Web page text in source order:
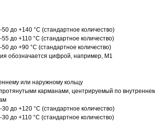
до +140 °C (стандартное количество)
до +110 °C (стандартное количество)
до +90 °C (стандартное количество)
обозначается цифрой, например, M1
или наружному кольцу
карманами, центрируемый по
до +120 °C (стандартное количество)
до +110 °C (стандартное количество)